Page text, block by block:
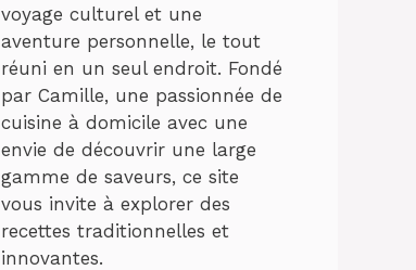
voyage culturel et une
aventure personnelle, le tout
réuni en un seul endroit. Fondé
par Camille, une passionnée de
cuisine à domicile avec une
envie de découvrir une large
gamme de saveurs, ce site
vous invite à explorer des
recettes traditionnelles et
innovantes.